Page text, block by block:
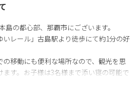
島の都心部、那覇市にございます。
レール」古島駅より徒歩にて約1分の好
移動にも便利な場所なので、観光を思
ます。お子様は3名様まで添い寝の可能で